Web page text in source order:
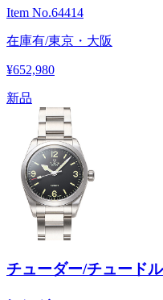
Item No.64414
在庫有/東京・大阪
¥652,980
新品
チューダー/チュードル